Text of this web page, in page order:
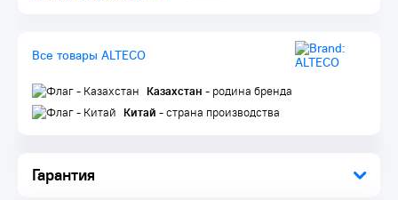
Гарантия
автоматической регулировки скорости вращения
электродвигателя. В сочетании с инновационной
конструкцией электродвигателя PMG (двигатель с
постоянными магнитами), эта технология позволяет достичь
в среднем энергосбережения в 50% и снижение затрат на
Наши маслозаполненные винтовые компрессоры
Все товары ALTECO
Казахстан - родина бренда
Китай - страна производства